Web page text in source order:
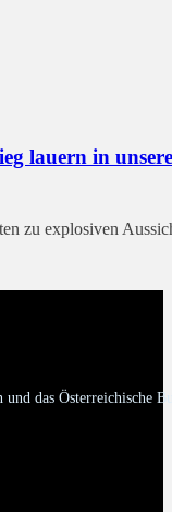
lauern in
zu explosiven
das Österreichische